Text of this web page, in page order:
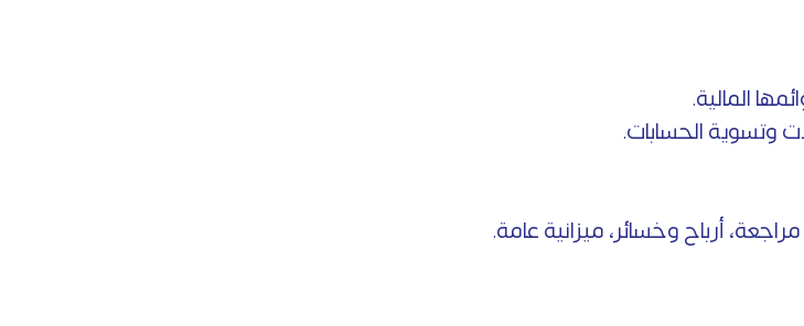
المالية.
وتسوية الحسابات.
أرباح وخسائر، ميزانية عامة.